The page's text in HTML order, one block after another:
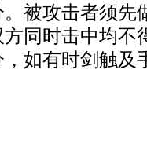
被攻击者须先
同时击中均不
如有时剑触及